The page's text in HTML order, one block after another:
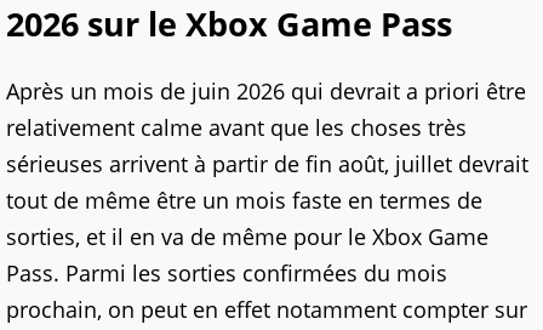
2026 sur le Xbox Game Pass
Après un mois de juin 2026 qui devrait a priori être
relativement calme avant que les choses très
sérieuses arrivent à partir de fin août, juillet devrait
tout de même être un mois faste en termes de
sorties, et il en va de même pour le Xbox Game
Pass. Parmi les sorties confirmées du mois
prochain, on peut en effet notamment compter sur